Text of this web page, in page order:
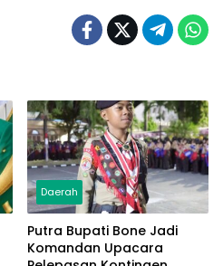
Daerah
Putra Bupati Bone Jadi
Komandan Upacara